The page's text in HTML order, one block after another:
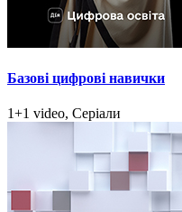
Базові цифрові навички
1+1 video, Серіали